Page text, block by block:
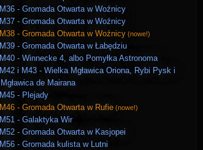
M36 - Gromada Otwarta w Woźnicy
M37 - Gromada Otwarta w Woźnicy
M38 - Gromada Otwarta w Woźnicy (nowe!)
M39 - Gromada Otwarta w Łabędziu
M40 - Winnecke 4, albo Pomyłka Astronoma
M42 i M43 - Wielka Mgławica Oriona, Rybi Pysk i
Mgławica de Mairana
M45 - Plejady
M46 - Gromada Otwarta w Rufie (nowe!)
M51 - Galaktyka Wir
M52 - Gromada Otwarta w Kasjopei
M56 - Gromada kulista w Lutni